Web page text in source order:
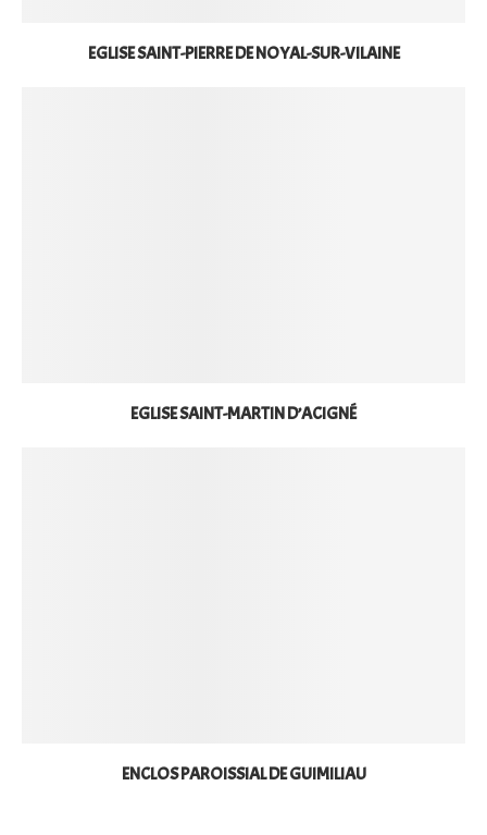
EGLISE SAINT-PIERRE DE NOYAL-SUR-VILAINE
EGLISE SAINT-MARTIN D’ACIGNÉ
ENCLOS PAROISSIAL DE GUIMILIAU